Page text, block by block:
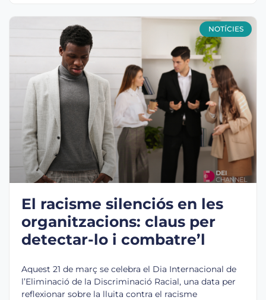
NOTÍCIES
El racisme silenciós en les
organitzacions: claus per
detectar-lo i combatre’l
Aquest 21 de març se celebra el Dia Internacional de
l’Eliminació de la Discriminació Racial, una data per
reflexionar sobre la lluita contra el racisme